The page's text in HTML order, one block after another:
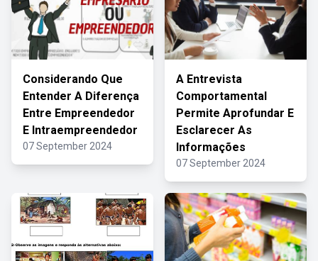
Considerando Que
Entender A Diferença
Entre Empreendedor
E Intraempreendedor
07 September 2024
A Entrevista
Comportamental
Permite Aprofundar E
Esclarecer As
Informações
07 September 2024